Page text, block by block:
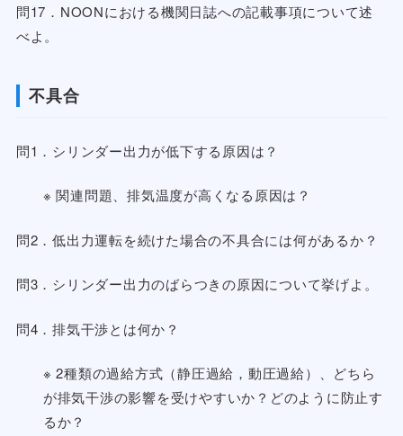
問17．NOONにおける機関日誌への記載事項について述
べよ。
不具合
問1．シリンダー出力が低下する原因は？
※ 関連問題、排気温度が高くなる原因は？
問2．低出力運転を続けた場合の不具合には何があるか？
問3．シリンダー出力のばらつきの原因について挙げよ。
問4．排気干渉とは何か？
※ 2種類の過給方式（静圧過給，動圧過給）、どちら
が排気干渉の影響を受けやすいか？どのように防止す
るか？